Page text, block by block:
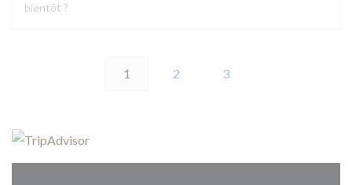
bientôt ?
1 2 3